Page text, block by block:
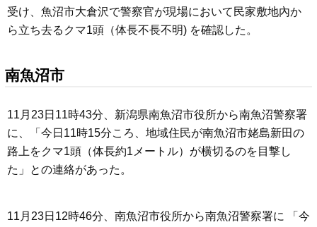
受け、魚沼市大倉沢で警察官が現場において民家敷地內か
ら立ち去るクマ1頭（体長不長不明) を確認した。
南魚沼市
11月23日11時43分、新潟県南魚沼市役所から南魚沼警察署
に、「今日11時15分ころ、地域住民が南魚沼市姥島新田の
路上をクマ1頭（体長約1メートル）が横切るのを目撃し
た」との連絡があった。
11月23日12時46分、南魚沼市役所から南魚沼警察署に 「今